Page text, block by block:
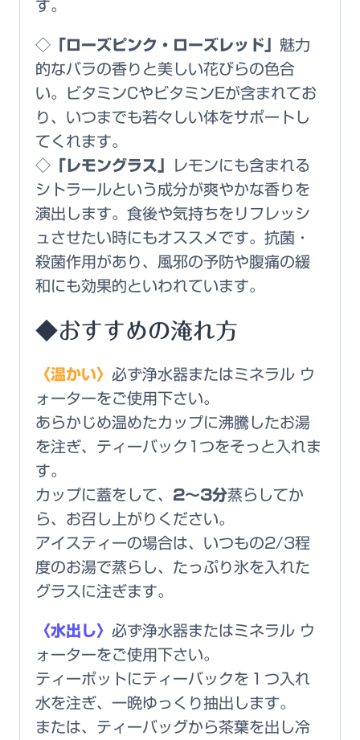
す。
◇「ローズピンク・ローズレッド」 魅力
的なバラの香りと美しい花びらの色合
い。ビタミンCやビタミンEが含まれてお
り、いつまでも若々しい体をサポートし
てくれます。
◇「レモングラス」
レモンにも含まれる
シトラールという成分が爽やかな香りを
演出します。食後や気持ちをリフレッシ
ュさせたい時にもオススメです。 抗菌・
殺菌作用があり、風邪の予防や腹痛の緩
和にも効果的といわれています。
◆おすすめの淹れ方
〈温かい〉 必ず浄水器またはミネラル ウ
ォーターをご使用下さい。
あらかじめ温めたカップに沸騰したお湯
を注ぎ、ティーバック1つをそっと入れま
す。
カップに蓋をして、 2～3分蒸らしてか
ら、お召し上がりください。
アイスティーの場合は、いつもの2/3程
度のお湯で蒸らし、たっぷり氷を入れた
グラスに注ぎます。
〈水出し〉 必ず浄水器またはミネラル ウ
ォーターをご使用下さい。
ティーポットにティーバックを１つ入れ
水を注ぎ、一晩ゆっくり抽出します。
または、ティーバッグから茶葉を出し冷